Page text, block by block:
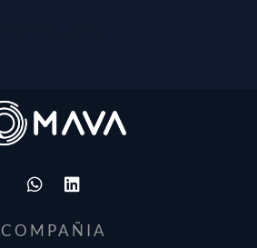
COMPAÑIA